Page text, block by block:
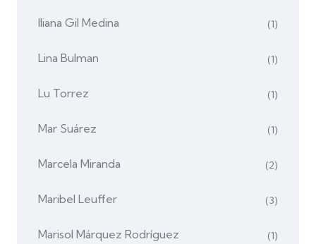
Iliana Gil Medina (1)
Lina Bulman (1)
Lu Torrez (1)
Mar Suárez (1)
Marcela Miranda (2)
Maribel Leuffer (3)
Marisol Márquez Rodríguez (1)